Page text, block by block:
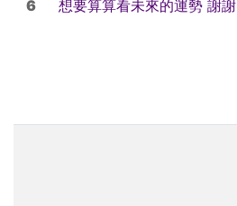
6 想要算算看未來的運勢 謝謝